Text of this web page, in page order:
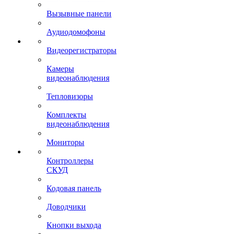
Вызывные панели
Аудиодомофоны
Видеорегистраторы
Камеры
видеонаблюдения
Тепловизоры
Комплекты
видеонаблюдения
Мониторы
Контроллеры
СКУД
Кодовая панель
Доводчики
Кнопки выхода